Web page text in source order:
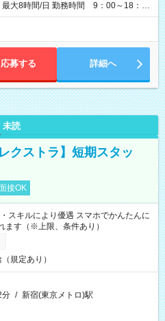
最大8時間/日 勤務時間 9：00～18：
祝含む週3日～OK、シフト制 ※もちろ
応募する 詳細へ
未読
クストラ】短期スタッ
接OK
キルにより優遇 スマホでかんたんに
ます（※上限、条件あり）
規定あり）
分 / 新宿(東京メトロ)駅